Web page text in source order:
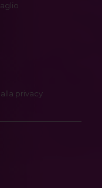
privacy